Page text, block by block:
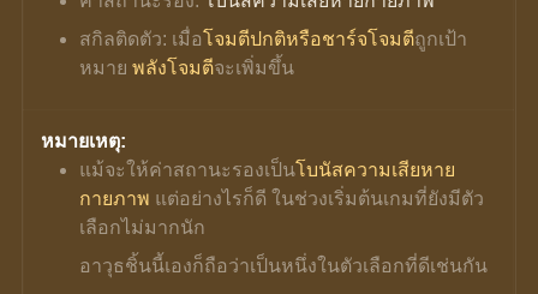
สกิลติดตัว: เมื่อโจมตีปกติหรือชาร์จโจมตีถูกเป้า
หมาย พลังโจมตีจะเพิ่มขึ้น
หมายเหตุ:
แม้จะให้ค่าสถานะรองเป็นโบนัสความเสียหาย
กายภาพ แต่อย่างไรก็ดี ในช่วงเริ่มต้นเกมที่ยังมีตัว
เลือกไม่มากนัก
อาวุธชิ้นนี้เองก็ถือว่าเป็นหนึ่งในตัวเลือกที่ดีเช่นกัน